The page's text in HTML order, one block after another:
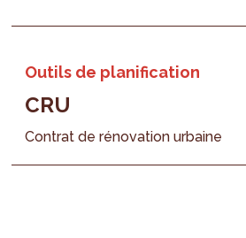
Outils de planification
CRU
Contrat de rénovation urbaine